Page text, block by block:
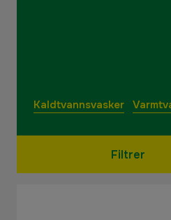
Kaldtvannsvasker
Filtrer